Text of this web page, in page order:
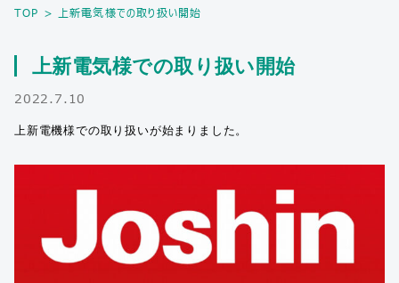
TOP > 上新電気様での取り扱い開始
上新電気様での取り扱い開始
2022.7.10